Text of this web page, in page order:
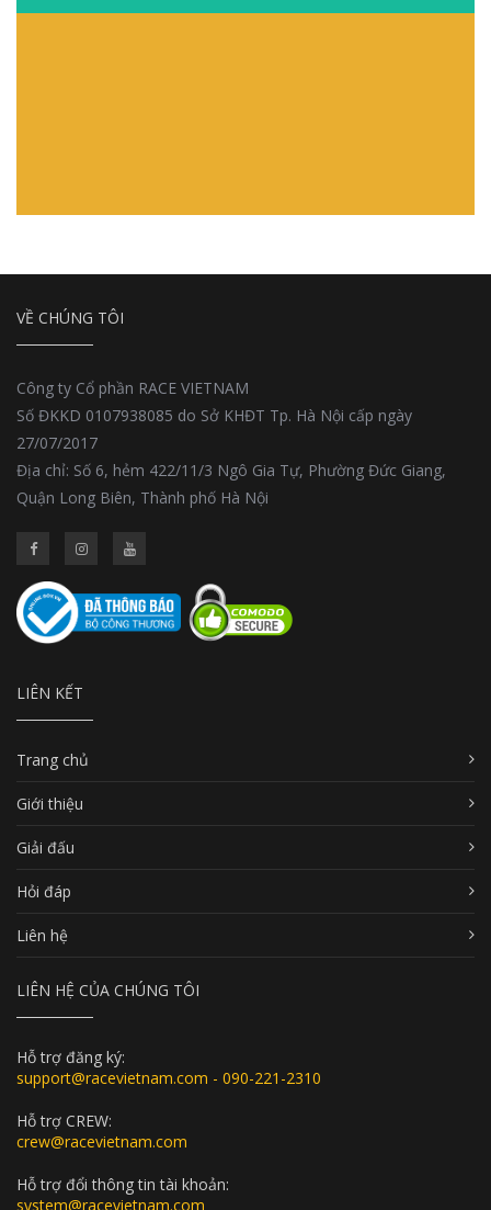
VỀ CHÚNG TÔI
Công ty Cổ phần RACE VIETNAM
Số ĐKKD 0107938085 do Sở KHĐT Tp. Hà Nội cấp ngày
27/07/2017
Địa chỉ: Số 6, hẻm 422/11/3 Ngô Gia Tự, Phường Đức Giang,
Quận Long Biên, Thành phố Hà Nội
LIÊN KẾT
Trang chủ
Giới thiệu
Giải đấu
Hỏi đáp
Liên hệ
LIÊN HỆ CỦA CHÚNG TÔI
Hỗ trợ đăng ký:
support@racevietnam.com - 090-221-2310
Hỗ trợ CREW:
crew@racevietnam.com
Hỗ trợ đổi thông tin tài khoản:
system@racevietnam.com